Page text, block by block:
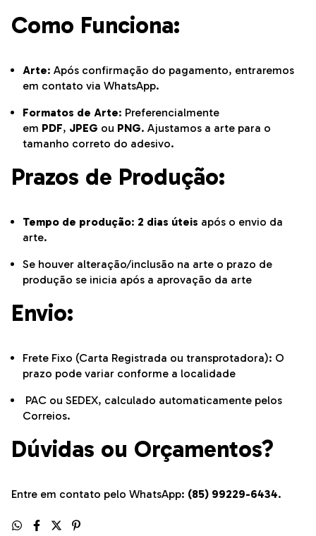
Como Funciona:
Arte: Após confirmação do pagamento, entraremos
em contato via WhatsApp.
Formatos de Arte: Preferencialmente
em PDF, JPEG ou PNG. Ajustamos a arte para o
tamanho correto do adesivo.
Prazos de Produção:
Tempo de produção: 2 dias úteis após o envio da
arte.
Se houver alteração/inclusão na arte o prazo de
produção se inicia após a aprovação da arte
Envio:
Frete Fixo (Carta Registrada ou transprotadora): O
prazo pode variar conforme a localidade
PAC ou SEDEX, calculado automaticamente pelos
Correios.
Dúvidas ou Orçamentos?
Entre em contato pelo WhatsApp: (85) 99229-6434.